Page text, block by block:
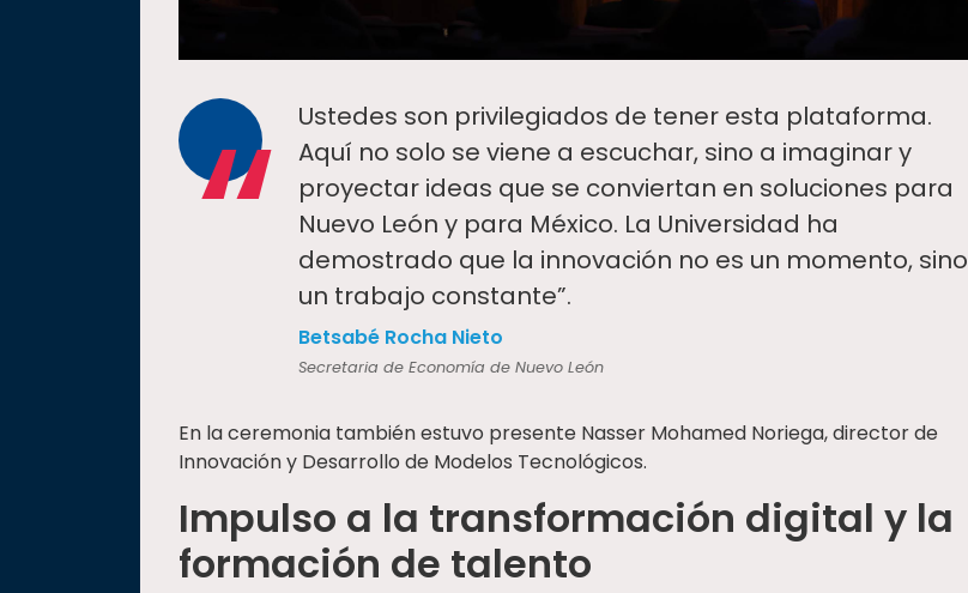
“
Ustedes son privilegiados de tener esta plataforma.
Aquí no solo se viene a escuchar, sino a imaginar y
proyectar ideas que se conviertan en soluciones para
Nuevo León y para México. La Universidad ha
demostrado que la innovación no es un momento, sino
un trabajo constante”.
Betsabé Rocha Nieto
Secretaria de Economía de Nuevo León
En la ceremonia también estuvo presente Nasser Mohamed Noriega, director de
Innovación y Desarrollo de Modelos Tecnológicos.
Impulso a la transformación digital y la
formación de talento